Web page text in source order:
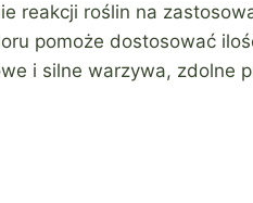
reakcji roślin na
pomoże dostosować
i silne warzywa, zdolne